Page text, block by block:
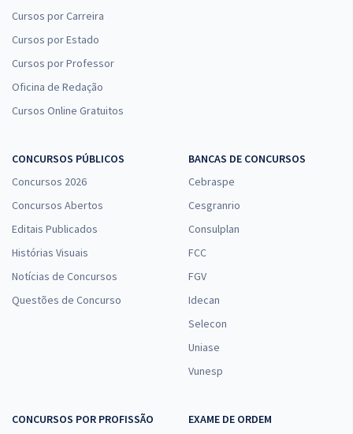
Cursos por Carreira
Cursos por Estado
Cursos por Professor
Oficina de Redação
Cursos Online Gratuitos
CONCURSOS PÚBLICOS
Concursos 2026
Concursos Abertos
Editais Publicados
Histórias Visuais
Notícias de Concursos
Questões de Concurso
BANCAS DE CONCURSOS
Cebraspe
Cesgranrio
Consulplan
FCC
FGV
Idecan
Selecon
Uniase
Vunesp
CONCURSOS POR PROFISSÃO
EXAME DE ORDEM